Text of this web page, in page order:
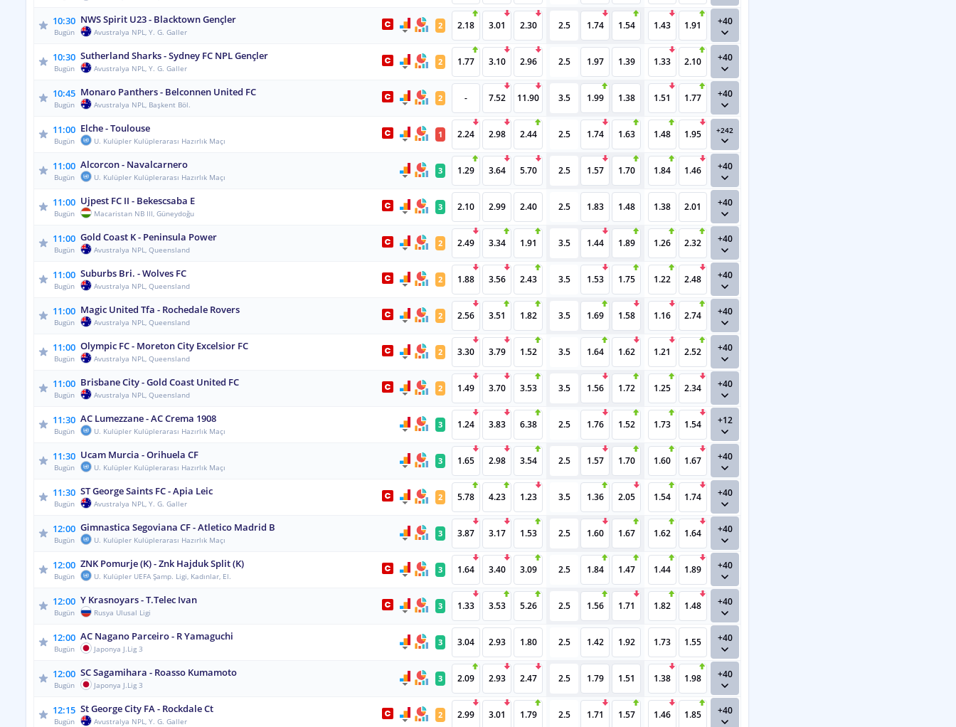
10:30
Bugün
NWS Spirit U23 - Blacktown Gençler
Avustralya NPL, Y. G. Galler
2 2.18 3.01 2.30 2.5 1.74 1.54 1.43 1.91 +40
10:30
Bugün
Sutherland Sharks - Sydney FC NPL Gençler
Avustralya NPL, Y. G. Galler
2 1.77 3.10 2.96 2.5 1.97 1.39 1.33 2.10 +40
10:45
Bugün
Monaro Panthers - Belconnen United FC
Avustralya NPL, Başkent Böl.
2 - 7.52 11.90 3.5 1.99 1.38 1.51 1.77 +40
11:00
Bugün
Elche - Toulouse
U. Kulüpler Kulüplerarası Hazırlık Maçı
1 2.24 2.98 2.44 2.5 1.74 1.63 1.48 1.95 +242
11:00
Bugün
Alcorcon - Navalcarnero
U. Kulüpler Kulüplerarası Hazırlık Maçı
3 1.29 3.64 5.70 2.5 1.57 1.70 1.84 1.46 +40
11:00
Bugün
Ujpest FC II - Bekescsaba E
Macaristan NB III, Güneydoğu
3 2.10 2.99 2.40 2.5 1.83 1.48 1.38 2.01 +40
11:00
Bugün
Gold Coast K - Peninsula Power
Avustralya NPL, Queensland
2 2.49 3.34 1.91 3.5 1.44 1.89 1.26 2.32 +40
11:00
Bugün
Suburbs Bri. - Wolves FC
Avustralya NPL, Queensland
2 1.88 3.56 2.43 3.5 1.53 1.75 1.22 2.48 +40
11:00
Bugün
Magic United Tfa - Rochedale Rovers
Avustralya NPL, Queensland
2 2.56 3.51 1.82 3.5 1.69 1.58 1.16 2.74 +40
11:00
Bugün
Olympic FC - Moreton City Excelsior FC
Avustralya NPL, Queensland
2 3.30 3.79 1.52 3.5 1.64 1.62 1.21 2.52 +40
11:00
Bugün
Brisbane City - Gold Coast United FC
Avustralya NPL, Queensland
2 1.49 3.70 3.53 3.5 1.56 1.72 1.25 2.34 +40
11:30
Bugün
AC Lumezzane - AC Crema 1908
U. Kulüpler Kulüplerarası Hazırlık Maçı
3 1.24 3.83 6.38 2.5 1.76 1.52 1.73 1.54 +12
11:30
Bugün
Ucam Murcia - Orihuela CF
U. Kulüpler Kulüplerarası Hazırlık Maçı
3 1.65 2.98 3.54 2.5 1.57 1.70 1.60 1.67 +40
11:30
Bugün
ST George Saints FC - Apia Leic
Avustralya NPL, Y. G. Galler
2 5.78 4.23 1.23 3.5 1.36 2.05 1.54 1.74 +40
12:00
Bugün
Gimnastica Segoviana CF - Atletico Madrid B
U. Kulüpler Kulüplerarası Hazırlık Maçı
3 3.87 3.17 1.53 2.5 1.60 1.67 1.62 1.64 +40
12:00
Bugün
ZNK Pomurje (K) - Znk Hajduk Split (K)
U. Kulüpler UEFA Şamp. Ligi, Kadınlar, El.
3 1.64 3.40 3.09 2.5 1.84 1.47 1.44 1.89 +40
12:00
Bugün
Y Krasnoyars - T.Telec Ivan
Rusya Ulusal Ligi
3 1.33 3.53 5.26 2.5 1.56 1.71 1.82 1.48 +40
12:00
Bugün
AC Nagano Parceiro - R Yamaguchi
Japonya J.Lig 3
3 3.04 2.93 1.80 2.5 1.42 1.92 1.73 1.55 +40
12:00
Bugün
SC Sagamihara - Roasso Kumamoto
Japonya J.Lig 3
3 2.09 2.93 2.47 2.5 1.79 1.51 1.38 1.98 +40
12:15
Bugün
St George City FA - Rockdale Ct
Avustralya NPL, Y. G. Galler
2 2.99 3.01 1.79 2.5 1.71 1.57 1.46 1.85 +40